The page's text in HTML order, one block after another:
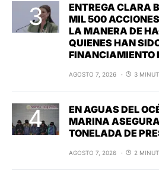
ENTREGA CLARA
MIL 500
LA MANERA DE
QUIENES HAN
FINANCIAMIENTO
AGOSTO 7, 2026 3
EN AGUAS DEL
MARINA
TONELADA DE
AGOSTO 7, 2026 2